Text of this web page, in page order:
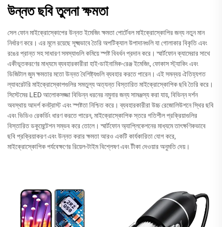
উন্নত ছবি তুলনা ক্ষমতা
সেল ফোন মাইক্রোস্কোপের উন্নত ইমেজিং ক্ষমতা পোর্টেবল মাইক্রোস্কোপির জন্য নতুন মান
নির্ধারণ করে। এর মূলে রয়েছে সূক্ষ্মভাবে তৈরি অপটিক্যাল উপাদানগুলি যা গোলাকার বিকৃতি এবং
রঙের প্রান্ত সহ সাধারণ সমস্যাগুলি কমিয়ে স্পষ্ট বিবর্ধন প্রদান করে। স্মার্টফোন ক্যামেরার সাথে
একীভূতকরণের মাধ্যমে ব্যবহারকারীরা হাই-ডাইনামিক-রেঞ্জ ইমেজিং, ফোকাস স্ট্যাকিং এবং
ডিজিটাল জুম ক্ষমতার মতো উন্নত বৈশিষ্ট্যগুলি ব্যবহার করতে পারেন। এই সমন্বয় ঐতিহ্যগত
ল্যাবরেটরি মাইক্রোস্কোপগুলির সমতুল্য অত্যন্ত বিস্তারিত মাইক্রোস্কোপিক ছবি তৈরি করে।
সিস্টেমের LED আলোকসজ্জা বিভিন্ন ধরনের নমুনার জন্য সামঞ্জস্য করা যায়, বিভিন্ন দর্শন
অবস্থায় আদর্শ কনট্রাস্ট এবং স্পষ্টতা নিশ্চিত করে। ব্যবহারকারীরা উচ্চ রেজোলিউশনে স্থির ছবি
এবং ভিডিও রেকর্ডিং ধারণ করতে পারেন, মাইক্রোস্কোপিক স্তরে গতিশীল প্রক্রিয়াগুলির
বিস্তারিত ডকুমেন্টেশন সম্ভব করে তোলে। স্মার্টফোন অ্যাপ্লিকেশনের মাধ্যমে তাৎক্ষণিকভাবে
ছবি প্রক্রিয়াকরণ এবং উন্নত করার ক্ষমতা আরও একটি কার্যকারিতা যোগ করে,
মাইক্রোস্কোপিক পর্যবেক্ষণের রিয়েল-টাইম বিশ্লেষণ এবং টীকা দেওয়ার অনুমতি দেয়।